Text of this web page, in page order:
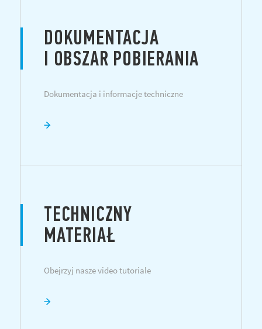
DOKUMENTACJA
I OBSZAR POBIERANIA
Dokumentacja i informacje techniczne
TECHNICZNY
MATERIAŁ
Obejrzyj nasze video tutoriale